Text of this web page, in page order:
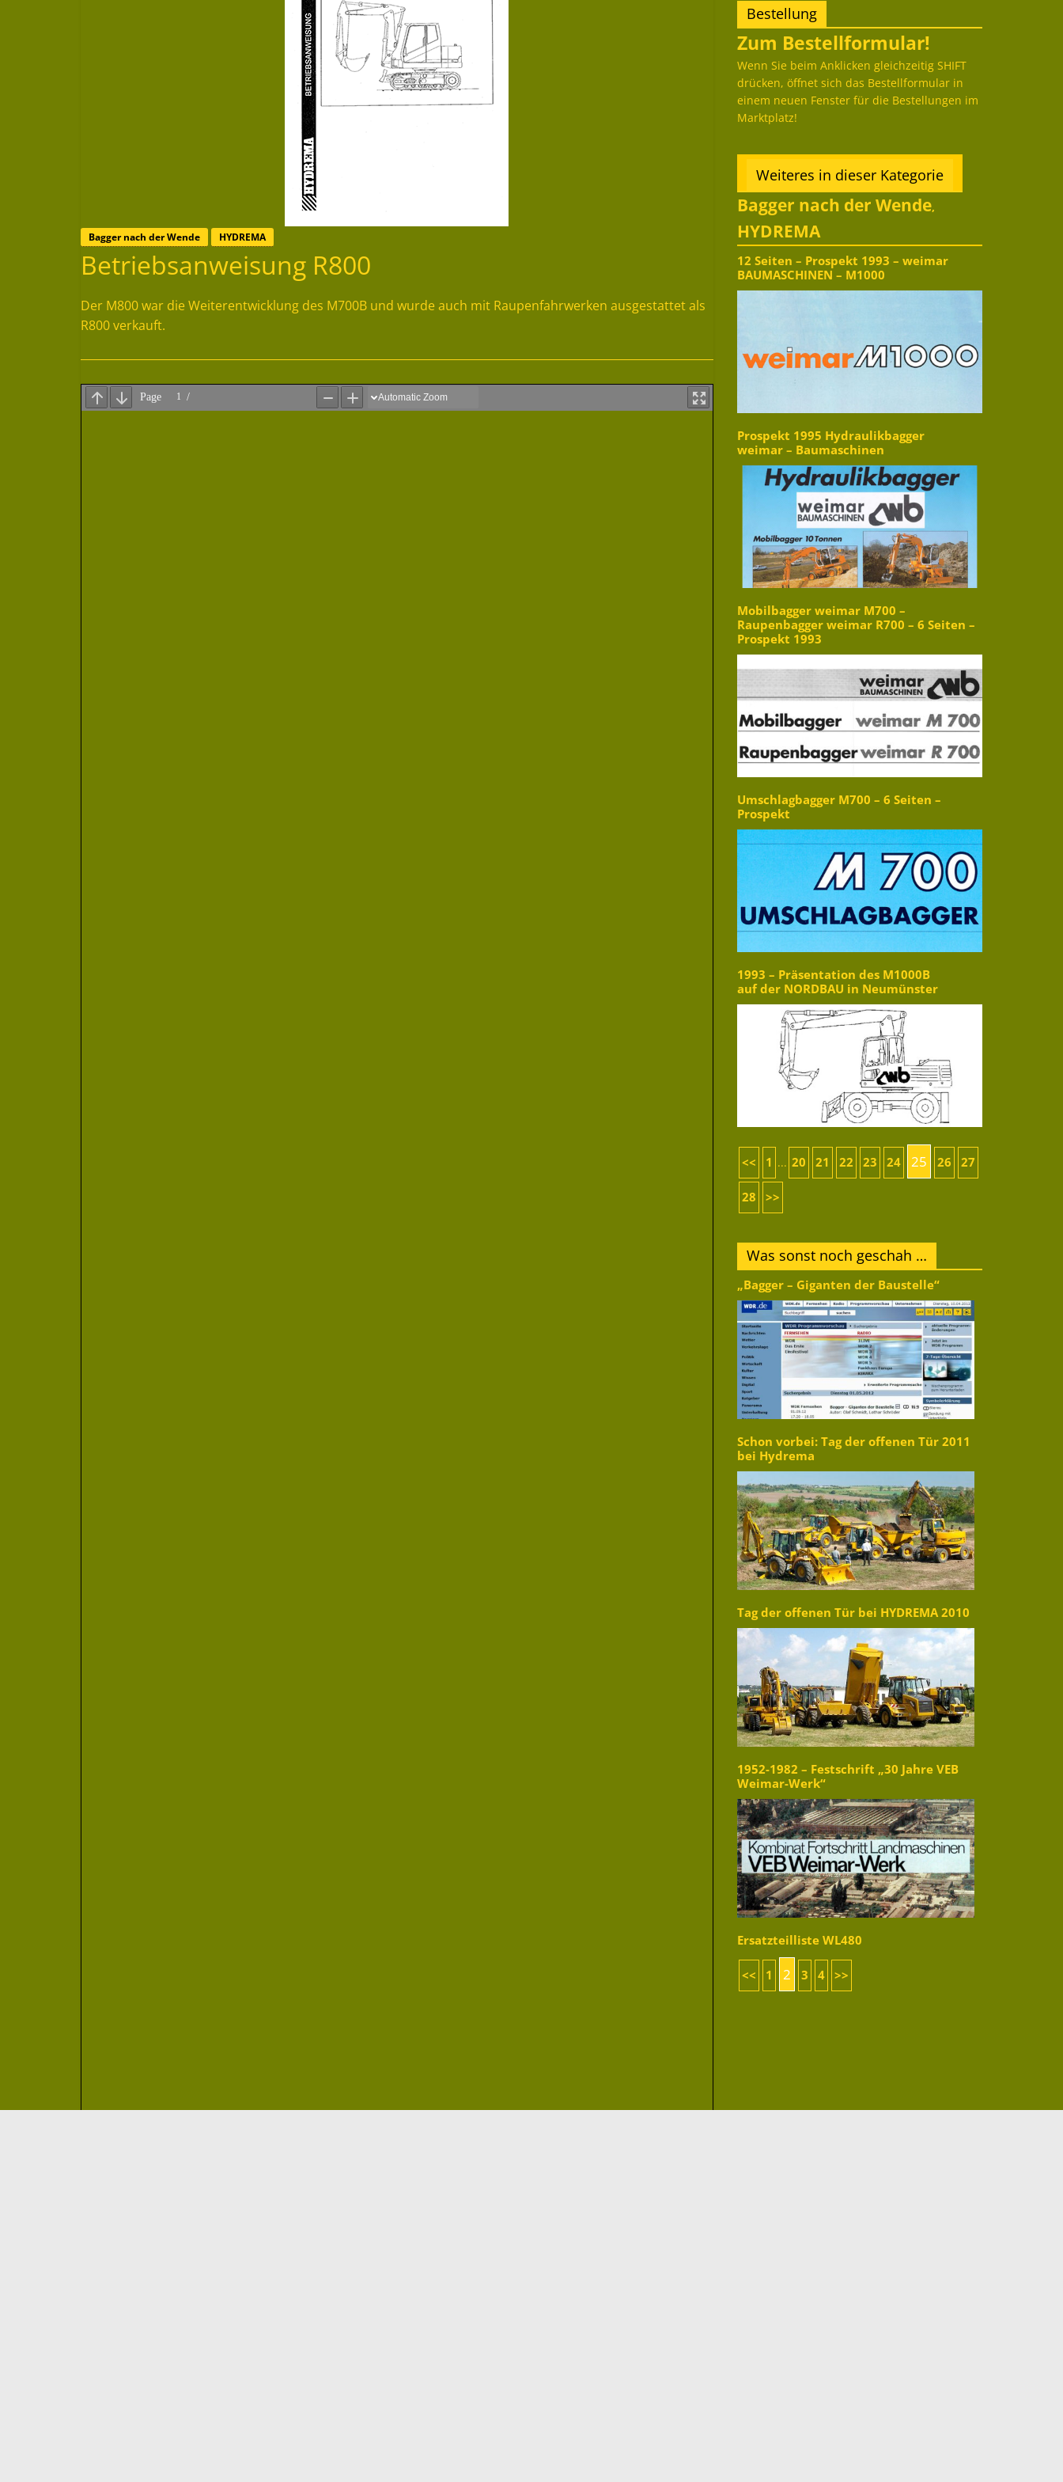
Bagger nach der Wende HYDREMA
Betriebsanweisung R800
Der M800 war die Weiterentwicklung des M700B und wurde auch mit Raupenfahrwerken ausgestattet als
R800 verkauft.
Bestellung
Zum Bestellformular!
Wenn Sie beim Anklicken gleichzeitig SHIFT
drücken, öffnet sich das Bestellformular in
einem neuen Fenster für die Bestellungen im
Marktplatz!
Weiteres in dieser Kategorie
Bagger nach der Wende,
HYDREMA
12 Seiten – Prospekt 1993 – weimar
BAUMASCHINEN – M1000
Prospekt 1995 Hydraulikbagger
weimar – Baumaschinen
Mobilbagger weimar M700 –
Raupenbagger weimar R700 – 6 Seiten –
Prospekt 1993
Umschlagbagger M700 – 6 Seiten –
Prospekt
1993 – Präsentation des M1000B
auf der NORDBAU in Neumünster
<< 1 ... 20 21 22 23 24 25 26 27
28 >>
Was sonst noch geschah …
„Bagger – Giganten der Baustelle“
Schon vorbei: Tag der offenen Tür 2011
bei Hydrema
Tag der offenen Tür bei HYDREMA 2010
1952-1982 – Festschrift „30 Jahre VEB
Weimar-Werk“
Ersatzteilliste WL480
<< 1 2 3 4 >>